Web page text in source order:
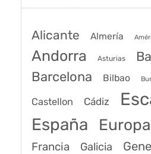
Alicante Almería
Andorra Asturias
Barcelona Bilbao
Castellon Cádiz
España Europa
Francia Galicia